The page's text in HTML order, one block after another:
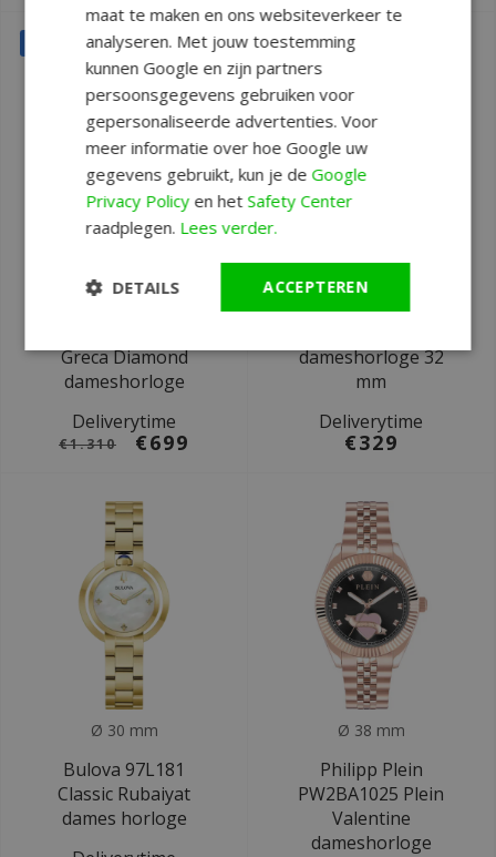
Greca Diamond
dameshorloge
Deliverytime
€1.310 €699
Ø 32 mm
Bulova 97M119
dameshorloge 32
mm
Deliverytime
€329
Ø 30 mm
Bulova 97L181
Classic Rubaiyat
dames horloge
Ø 38 mm
Philipp Plein
PW2BA1025 Plein
Valentine
dameshorloge
maat te maken en ons websiteverkeer te
analyseren. Met jouw toestemming
kunnen Google en zijn partners
persoonsgegevens gebruiken voor
gepersonaliseerde advertenties. Voor
meer informatie over hoe Google uw
gegevens gebruikt, kun je deGoogle
Privacy Policyen hetSafety Center
raadplegen. Lees verder.
ACCEPTEREN
DETAILS